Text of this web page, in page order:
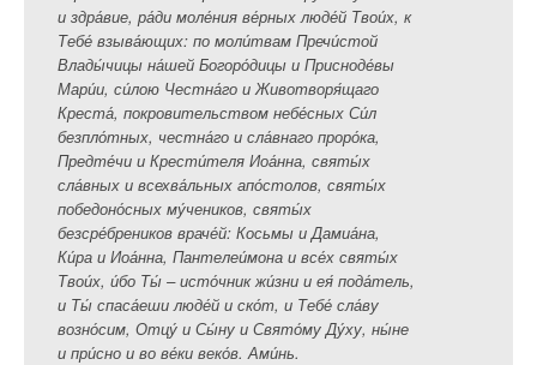
и здра́вие, ра́ди моле́ния ве́рных люде́й Твои́х, к
Тебе́ взыва́ющих: по моли́твам Пречи́стой
Влады́чицы на́шей Богоро́дицы и Присноде́вы
Мари́и, си́лою Честна́го и Животворя́щаго
Креста́, покровительством небе́сных Си́л
безпло́тных, честна́го и сла́внаго проро́ка,
Предте́чи и Крести́теля Иоа́нна, святы́х
сла́вных и всехва́льных апо́столов, святы́х
победоно́сных му́чеников, святы́х
безсре́бреников враче́й: Косьмы и Дамиа́на,
Ки́ра и Иоа́нна, Пантелеи́мона и все́х святы́х
Твои́х, и́бо Ты́ – исто́чник жи́зни и ея́ пода́тель,
и Ты́ спаса́еши люде́й и ско́т, и Тебе́ сла́ву
возно́сим, Отцу́ и Сы́ну и Свято́му Ду́ху, ны́не
и при́сно и во ве́ки веко́в. Ами́нь.